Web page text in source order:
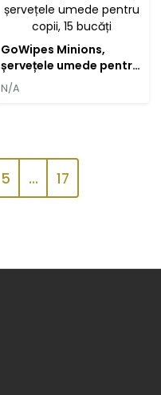
GoWipes Minions,
șervețele umede pentru
copii, 15 bucăți
N/A
5 ... 17